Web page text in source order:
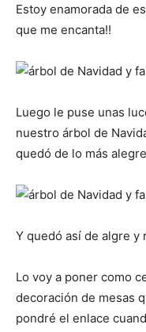
Estoy enamorada de
que me encanta!!
Luego le puse unas
nuestro árbol de
quedó de lo más
Y quedó así de algre y
Lo voy a poner como
decoración de mesas
pondré el enlace